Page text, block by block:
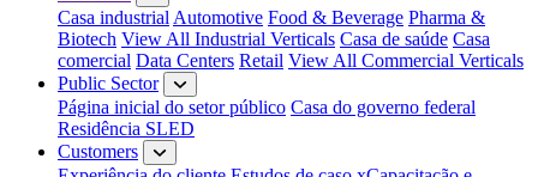
Casa industrial Automotive Food & Beverage Pharma &
Biotech View All Industrial Verticals Casa de saúde Casa
comercial Data Centers Retail View All Commercial Verticals
Public Sector
Página inicial do setor público Casa do governo federal
Residência SLED
Customers